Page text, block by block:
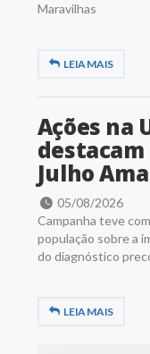
Maravilhas
LEIA MAIS
Ações na
destacam
Julho
05/08/2026
Campanha teve
população sobre a
do diagnóstico
LEIA MAIS